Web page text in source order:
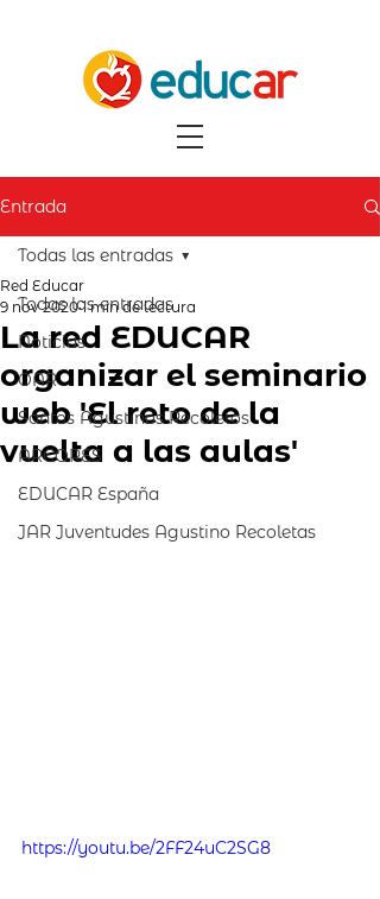
Entrada
Todas las entradas
Noticias
OAR
Santos Agustinos Recoletos
ARCORES
EDUCAR España
JAR Juventudes Agustino Recoletas
Todas las entradas
La red EDUCAR
organizar el seminario
web 'El reto de la
vuelta a las aulas'
Red Educar
9 nov 2020 1 min de lectura
https://youtu.be/2FF24uC2SG8